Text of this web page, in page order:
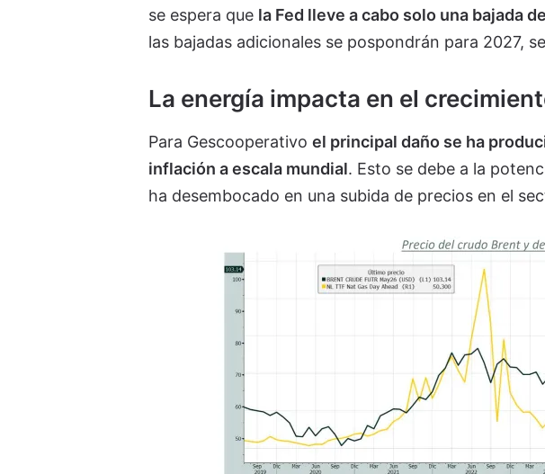
se espera que la Fed lleve a cabo solo una bajada
las bajadas adicionales se pospondrán para 2027,
La energía impacta en el
Para Gescooperativo el principal daño se ha
inflación a escala mundial. Esto se debe a la
ha desembocado en una subida de precios en el